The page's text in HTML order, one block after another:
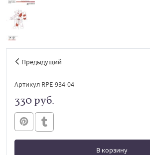
Предыдущий
Артикул RPE-934-04
330 руб.
В корзину